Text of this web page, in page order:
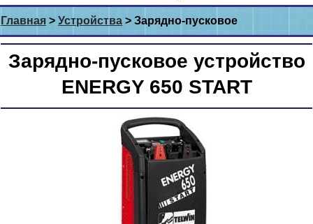
Главная > Устройства > Зарядно-пусковое
Зарядно-пусковое устройство
ENERGY 650 START